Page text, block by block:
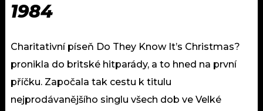
1984
Charitativní píseň Do They Know It’s Christmas?
pronikla do britské hitparády, a to hned na první
příčku. Započala tak cestu k titulu
nejprodávanějšího singlu všech dob ve Velké